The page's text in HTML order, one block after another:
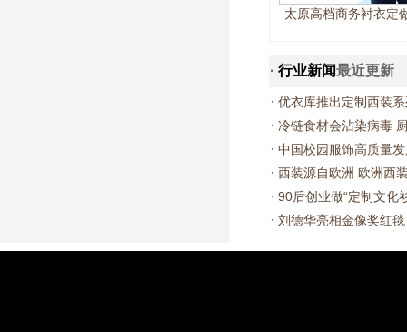
太原高档商务衬衣定
· 行业新闻最近更新
· 优衣库推出定制西装
· 冷链食材会沾染病毒
· 中国校园服饰高质量
· 西装源自欧洲 欧洲西
· 90后创业做“定制文化
· 刘德华亮相金像奖红